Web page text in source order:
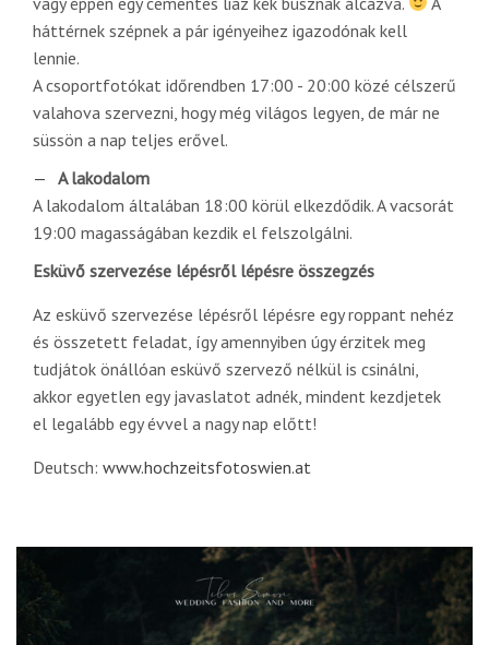
háttérnek szépnek a pár igényeihez igazodónak kell
lennie.
A csoportfotókat időrendben 17:00 - 20:00 közé célszerű
valahova szervezni, hogy még világos legyen, de már ne
süssön a nap teljes erővel.
A lakodalom
A lakodalom általában 18:00 körül elkezdődik. A vacsorát
19:00 magasságában kezdik el felszolgálni.
Esküvő szervezése lépésről lépésre összegzés
Az esküvő szervezése lépésről lépésre egy roppant nehéz
és összetett feladat, így amennyiben úgy érzitek meg
tudjátok önállóan esküvő szervező nélkül is csinálni,
akkor egyetlen egy javaslatot adnék, mindent kezdjetek
el legalább egy évvel a nagy nap előtt!
Deutsch: www.hochzeitsfotoswien.at